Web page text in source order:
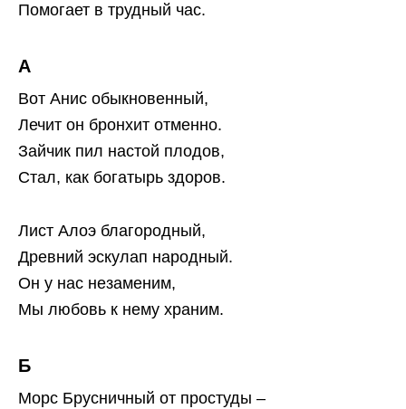
Помогает в трудный час.
А
Вот Анис обыкновенный,
Лечит он бронхит отменно.
Зайчик пил настой плодов,
Стал, как богатырь здоров.
Лист Алоэ благородный,
Древний эскулап народный.
Он у нас незаменим,
Мы любовь к нему храним.
Б
Морс Брусничный от простуды –